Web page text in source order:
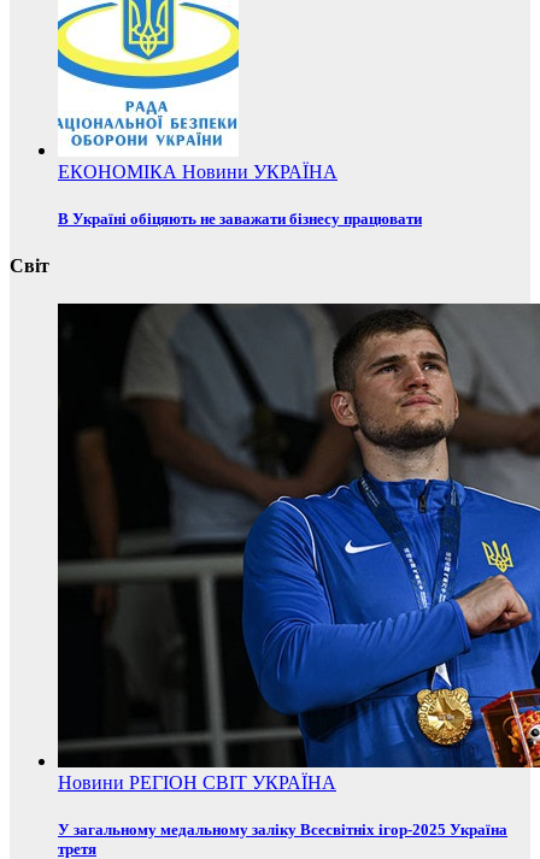
ЕКОНОМІКА Новини УКРАЇНА
В Україні обіцяють не заважати бізнесу працювати
Світ
Новини РЕГІОН СВІТ УКРАЇНА
У загальному медальному заліку Всесвітніх ігор-2025 Україна
третя